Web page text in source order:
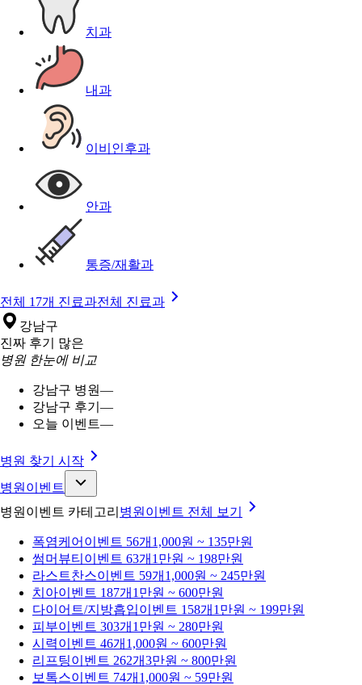
치과
내과
이비인후과
안과
통증/재활과
전체 17개 진료과전체 진료과
강남구
진짜 후기 많은
병원 한눈에 비교
강남구 병원—
강남구 후기 —
오늘 이벤트—
병원 찾기 시작
병원이벤트
병원이벤트 카테고리 병원이벤트 전체 보기
폭염케어 이벤트 56개 1,000원 ~ 135만원
썸머뷰티 이벤트 63개 1만원 ~ 198만원
라스트찬스이벤트 59개 1,000원 ~ 245만원
치아이벤트 187개 1만원 ~ 600만원
다이어트/지방흡입이벤트 158개 1만원 ~ 199만원
피부이벤트 303개 1만원 ~ 280만원
시력이벤트 46개 1,000원 ~ 600만원
리프팅이벤트 262개3만원 ~ 800만원
보톡스이벤트 74개 1,000원 ~ 59만원